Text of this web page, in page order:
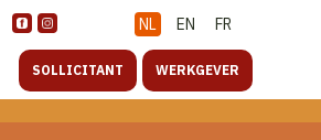
NL EN FR
SOLLICITANT WERKGEVER